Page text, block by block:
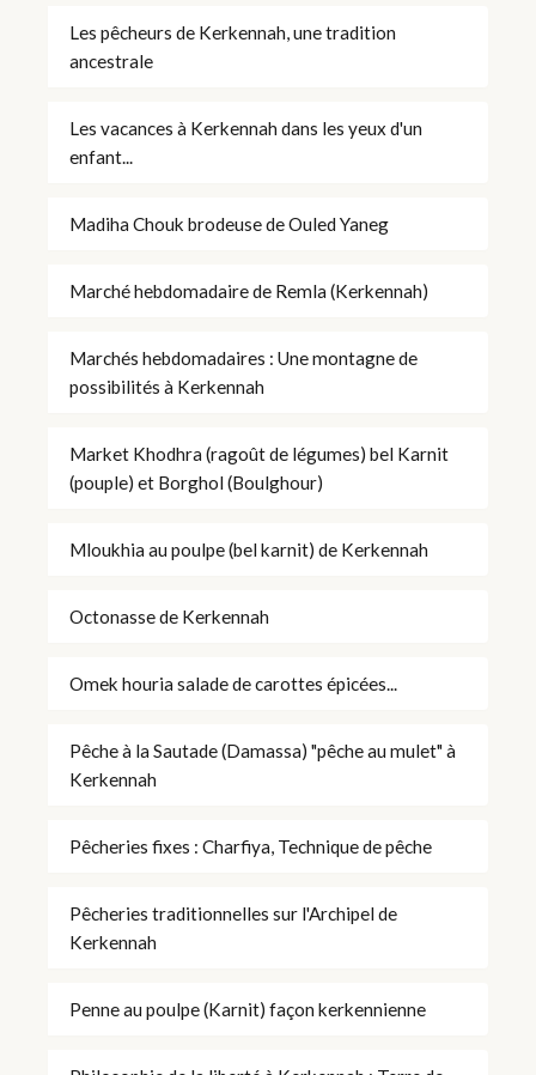
Les pêcheurs de Kerkennah, une tradition
ancestrale
Les vacances à Kerkennah dans les yeux d'un
enfant...
Madiha Chouk brodeuse de Ouled Yaneg
Marché hebdomadaire de Remla (Kerkennah)
Marchés hebdomadaires : Une montagne de
possibilités à Kerkennah
Market Khodhra (ragoût de légumes) bel Karnit
(pouple) et Borghol (Boulghour)
Mloukhia au poulpe (bel karnit) de Kerkennah
Octonasse de Kerkennah
Omek houria salade de carottes épicées...
Pêche à la Sautade (Damassa) "pêche au mulet" à
Kerkennah
Pêcheries fixes : Charfiya, Technique de pêche
Pêcheries traditionnelles sur l'Archipel de
Kerkennah
Penne au poulpe (Karnit) façon kerkennienne